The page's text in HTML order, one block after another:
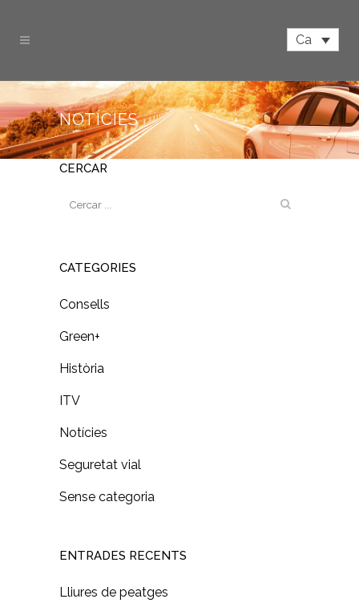
Ca
NOTÍCIES
CERCAR
CATEGORIES
Consells
Green+
Història
ITV
Notícies
Seguretat vial
Sense categoria
ENTRADES RECENTS
Lliures de peatges